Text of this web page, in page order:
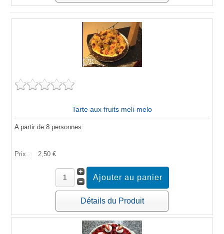
Tarte aux fruits meli-melo
A partir de 8 personnes
Prix : 2,50 €
Détails du Produit